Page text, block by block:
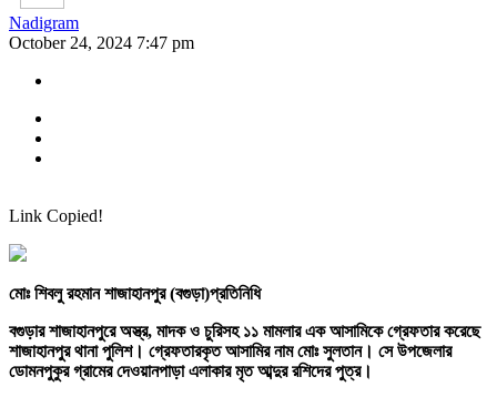
Nadigram
October 24, 2024 7:47 pm
Link Copied!
মোঃ শিবলু রহমান শাজাহানপুর (বগুড়া)প্রতিনিধি
বগুড়ার শাজাহানপুরে অস্ত্র, মাদক ও চুরিসহ ১১ মামলার এক আসামিকে গ্রেফতার করেছে
শাজাহানপুর থানা পুলিশ। গ্রেফতারকৃত আসামির নাম মোঃ সুলতান। সে উপজেলার
ডোমনপুকুর গ্রামের দেওয়ানপাড়া এলাকার মৃত আব্দুর রশিদের পুত্র।